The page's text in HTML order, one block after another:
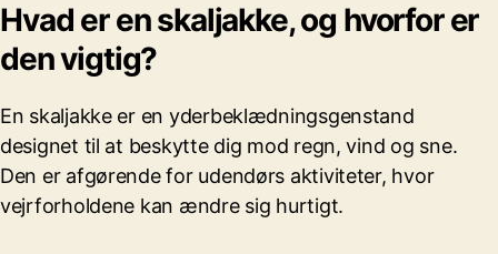
Hvad er en skaljakke, og hvorfor er
den vigtig?
En skaljakke er en yderbeklædningsgenstand
designet til at beskytte dig mod regn, vind og sne.
Den er afgørende for udendørs aktiviteter, hvor
vejrforholdene kan ændre sig hurtigt.